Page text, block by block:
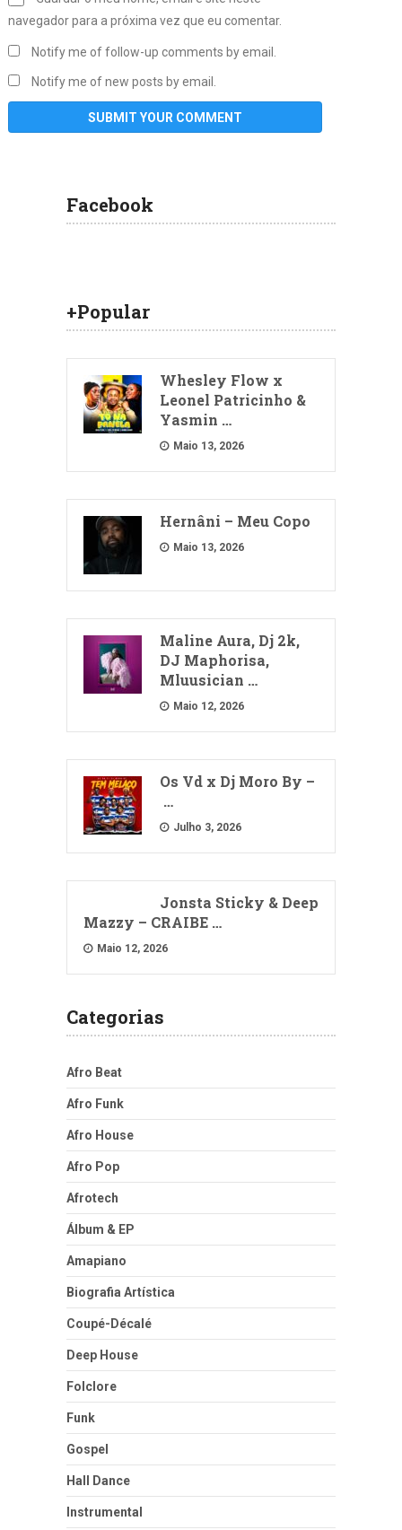
navegador para a próxima vez que eu comentar.
Notify me of follow-up comments by email.
Notify me of new posts by email.
Facebook
+Popular
Whesley Flow x
Leonel Patricinho &
Yasmin …
Maio 13, 2026
Hernâni – Meu Copo
Maio 13, 2026
Maline Aura, Dj 2k,
DJ Maphorisa,
Mluusician …
Maio 12, 2026
Os Vd x Dj Moro By –
…
Julho 3, 2026
Jonsta Sticky & Deep
Mazzy – CRAIBE …
Maio 12, 2026
Categorias
Afro Beat
Afro Funk
Afro House
Afro Pop
Afrotech
Álbum & EP
Amapiano
Biografia Artística
Coupé-Décalé
Deep House
Folclore
Funk
Gospel
Hall Dance
Instrumental